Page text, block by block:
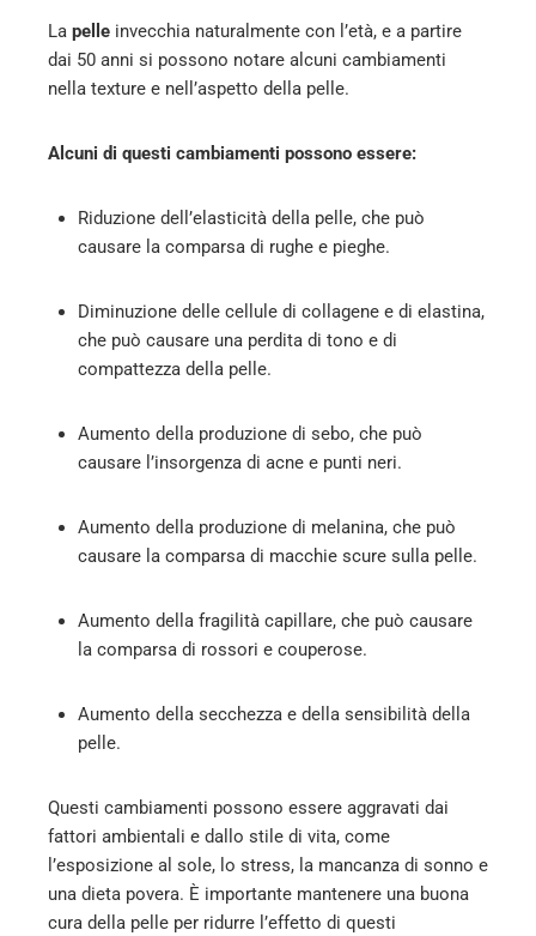
La pelle invecchia naturalmente con l’età, e a partire
dai 50 anni si possono notare alcuni cambiamenti
nella texture e nell’aspetto della pelle.
Alcuni di questi cambiamenti possono essere:
Riduzione dell’elasticità della pelle, che può
causare la comparsa di rughe e pieghe.
Diminuzione delle cellule di collagene e di elastina,
che può causare una perdita di tono e di
compattezza della pelle.
Aumento della produzione di sebo, che può
causare l’insorgenza di acne e punti neri.
Aumento della produzione di melanina, che può
causare la comparsa di macchie scure sulla pelle.
Aumento della fragilità capillare, che può causare
la comparsa di rossori e couperose.
Aumento della secchezza e della sensibilità della
pelle.
Questi cambiamenti possono essere aggravati dai
fattori ambientali e dallo stile di vita, come
l’esposizione al sole, lo stress, la mancanza di sonno e
una dieta povera. È importante mantenere una buona
cura della pelle per ridurre l’effetto di questi